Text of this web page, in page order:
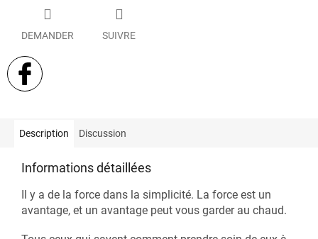
DEMANDER SUIVRE
Description Discussion
Informations détaillées
Il y a de la force dans la simplicité. La force est un
avantage, et un avantage peut vous garder au chaud.